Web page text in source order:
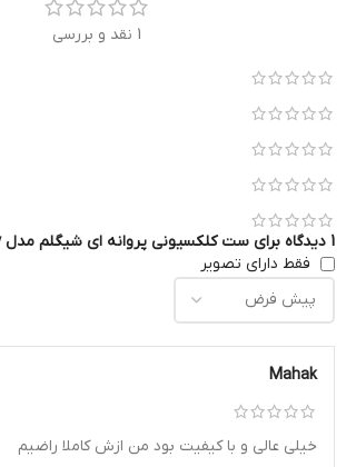
1 نقد و بررسی
1 دیدگاه برای
ست کلکسیونی پروانه ای شیگلم مدل Crimson Butterfly
فقط دارای تصویر
Mahak
خیلی عالی و با کیفیت بود من ازش کاملا راضیم